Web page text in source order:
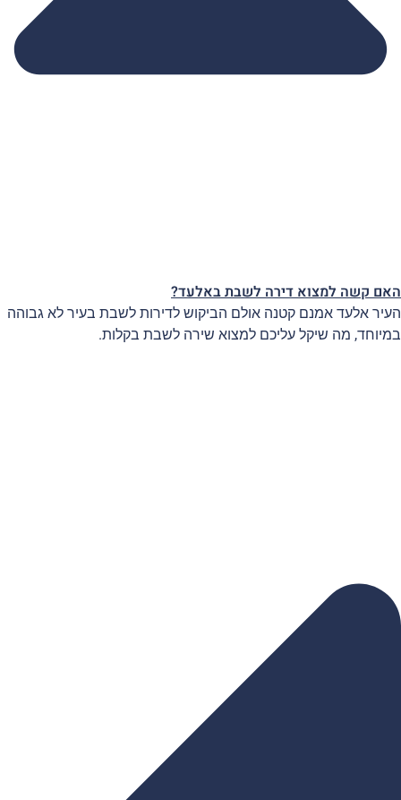
קשה למצוא דירה לשבת באלעד?
אלעד אמנם קטנה אולם הביקוש לדירות לשבת בעיר לא גבוהה
מה שיקל עליכם למצוא שירה לשבת בקלות.